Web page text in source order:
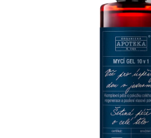
RELAX A REGENERACE
FIREMNÍ